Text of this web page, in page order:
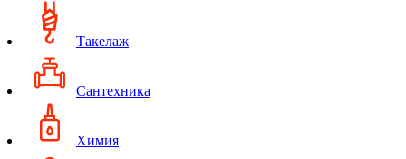
Такелаж
Сантехника
Химия